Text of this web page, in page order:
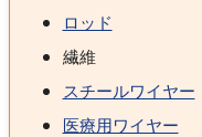
ロッド
繊維
スチールワイヤー
医療用ワイヤー